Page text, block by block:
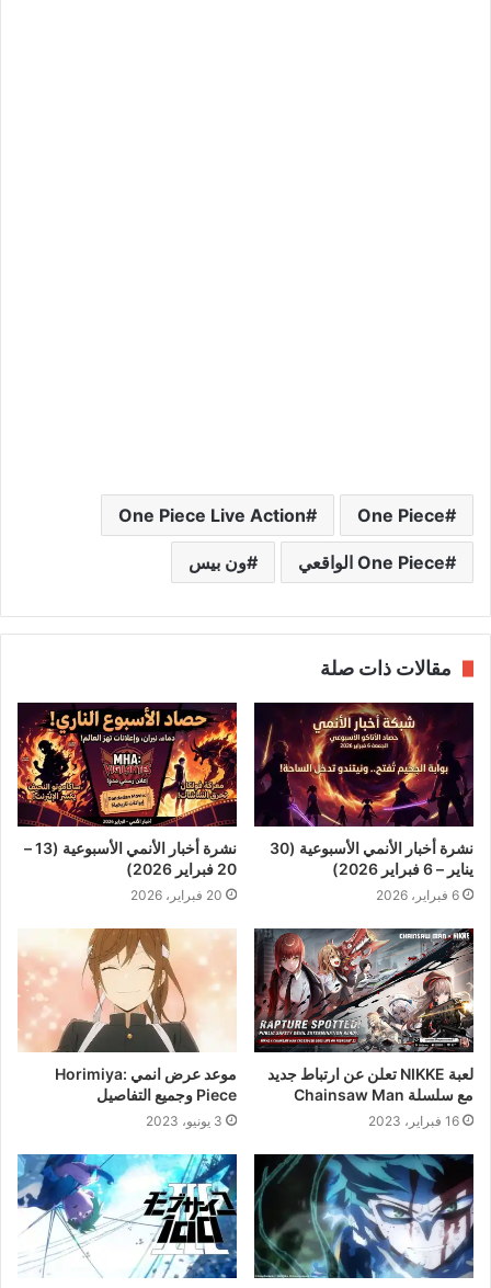
One Piece
One Piece Live Action
One Piece الواقعي ون بيس
مقالات ذات صلة
نشرة أخبار الأنمي الأسبوعية (30
يناير – 6 فبراير 2026)
6 فبراير، 2026
نشرة أخبار الأنمي الأسبوعية (13 –
20 فبراير 2026)
20 فبراير، 2026
لعبة NIKKE تعلن عن ارتباط جديد
مع سلسلة Chainsaw Man
16 فبراير، 2023
موعد عرض انمي Horimiya:
Piece وجميع التفاصيل
3 يونيو، 2023